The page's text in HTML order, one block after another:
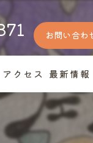
お問い合わ
アクセス 最新情報